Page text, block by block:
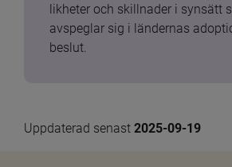
likheter och skillnader i synsätt
avspeglar sig i ländernas
beslut.
Uppdaterad senast 2025-09-19